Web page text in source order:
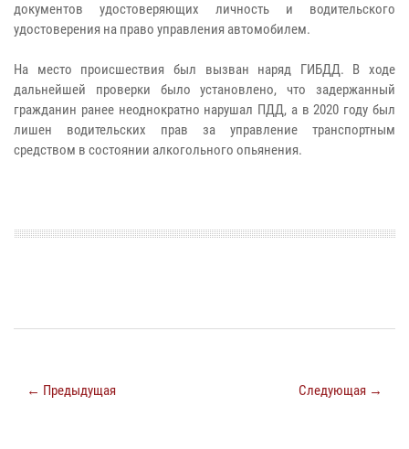
документов удостоверяющих личность и водительского
удостоверения на право управления автомобилем.
На место происшествия был вызван наряд ГИБДД. В ходе
дальнейшей проверки было установлено, что задержанный
гражданин ранее неоднократно нарушал ПДД, а в 2020 году был
лишен водительских прав за управление транспортным
средством в состоянии алкогольного опьянения.
← Предыдущая Следующая →